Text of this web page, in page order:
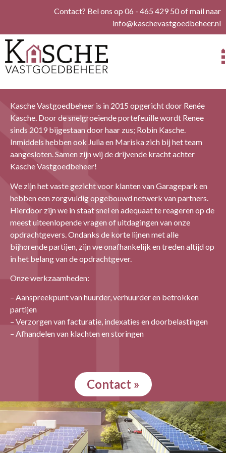
Contact? Bel ons op 06 - 465 429 50 of mail naar
info@kaschevastgoedbeheer.nl
Kasche Vastgoedbeheer is in 2015 opgericht door Renée
Kasche. Door de snelgroeiende portefeuille wordt Renee
sinds 2019 bijgestaan door haar zus; Robin Kasche.
Inmiddels hebben ook Julia en Mariska zich bij het team
aangesloten. Samen zijn wij de drijvende kracht achter
Kasche Vastgoedbeheer!
We zijn het vaste gezicht voor klanten van Garagepark en
hebben een zorgvuldig opgebouwd netwerk van partners.
Hierdoor zijn we in staat snel en adequaat te reageren op de
meest uiteenlopende vragen of uitdagingen van onze
opdrachtgevers. Ondanks de korte lijnen met alle
bijhorende partijen, zijn we onafhankelijk en treden altijd op
in het belang van de opdrachtgever.
Onze werkzaamheden:
– Aanspreekpunt van huurder, verhuurder en betrokken
partijen
– Verzorgen van facturatie, indexaties en doorbelastingen
– Afhandelen van klachten en storingen
Contact »